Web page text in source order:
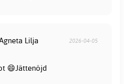
Lilja 2026-04-05
😄Jättenöjd